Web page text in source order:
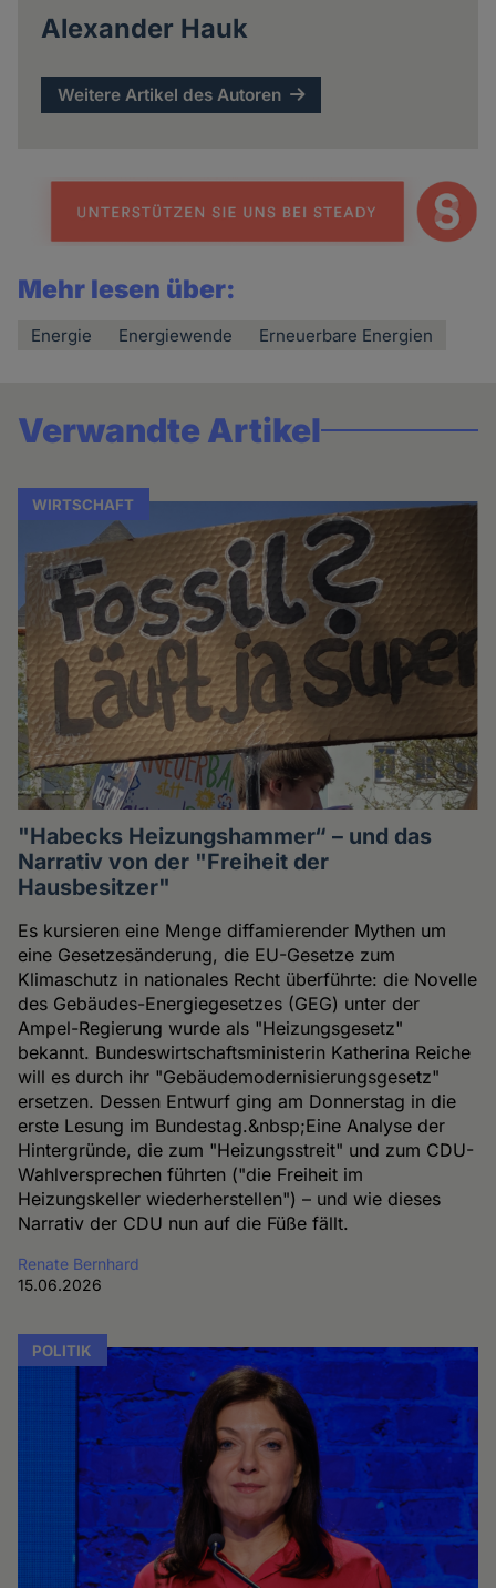
Alexander Hauk
Weitere Artikel des Autoren
Mehr lesen über:
Energie Energiewende Erneuerbare Energien
Verwandte Artikel
WIRTSCHAFT
"Habecks Heizungshammer“ – und das
Narrativ von der "Freiheit der
Hausbesitzer"
Es kursieren eine Menge diffamierender Mythen um
eine Gesetzesänderung, die EU-Gesetze zum
Klimaschutz in nationales Recht überführte: die Novelle
des Gebäudes-Energiegesetzes (GEG) unter der
Ampel-Regierung wurde als "Heizungsgesetz"
bekannt. Bundeswirtschaftsministerin Katherina Reiche
will es durch ihr "Gebäudemodernisierungsgesetz"
ersetzen. Dessen Entwurf ging am Donnerstag in die
erste Lesung im Bundestag.&nbsp;Eine Analyse der
Hintergründe, die zum "Heizungsstreit" und zum CDU-
Wahlversprechen führten ("die Freiheit im
Heizungskeller wiederherstellen") – und wie dieses
Narrativ der CDU nun auf die Füße fällt.
Renate Bernhard
15.06.2026
POLITIK